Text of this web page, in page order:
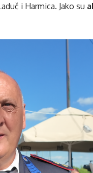
i Harmica. Jako su